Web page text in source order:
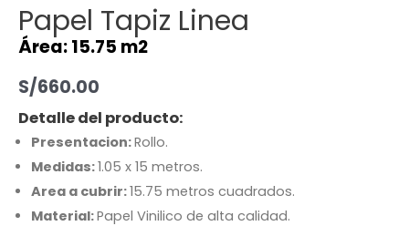
Papel Tapiz Linea
Área: 15.75 m2
S/660.00
Detalle del producto:
Presentacion:Rollo.
Medidas:1.05 x 15 metros.
Area a cubrir:15.75 metros cuadrados.
Material:Papel Vinilico de alta calidad.